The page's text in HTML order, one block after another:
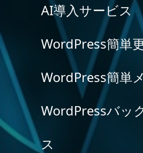
AI導入サービス
WordPress簡単
WordPress簡単
WordPressバッ
ス